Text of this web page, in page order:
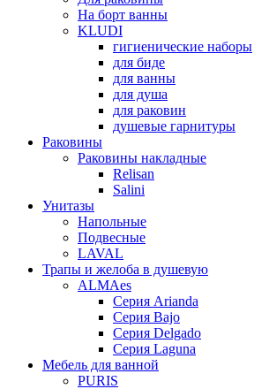
На борт ванны
KLUDI
гигиенические наборы
для биде
для ванны
для душа
для раковин
душевые гарнитуры
Раковины
Раковины накладные
Relisan
Salini
Унитазы
Напольные
Подвесные
LAVAL
Трапы и желоба в душевую
ALMAes
Серия Arianda
Серия Bajo
Серия Delgado
Серия Laguna
Мебель для ванной
PURIS